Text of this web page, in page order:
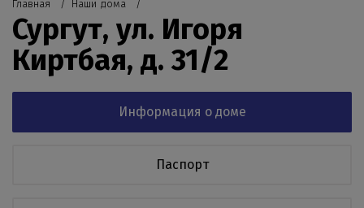
Главная Наши дома
Сургут, ул. Игоря
Киртбая, д. 31/2
Информация о доме
Паспорт